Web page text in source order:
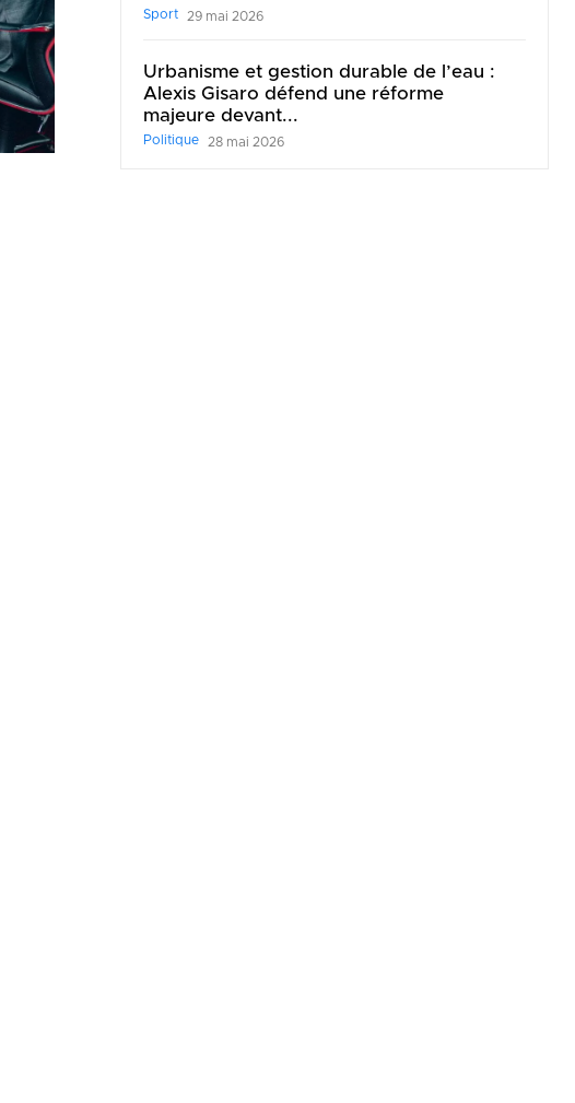
Sport 29 mai 2026
Urbanisme et gestion durable de l’eau :
Alexis Gisaro défend une réforme
majeure devant...
Politique 28 mai 2026